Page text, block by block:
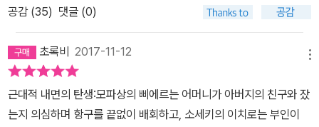
원서대조 등 정밀한 편집을 진행한다. 작품해설과 작가연보를 작품마
풍성한 독서가 되도록 했다. 고전의 향기가 물씬 풍기는 고급스러운
디자인 또한 ‘창비세계문학’을 찾는 독자들의 즐거움이 될 것이다. 새
로운 세계문학 시리즈 창비는 세르반떼스, 괴테, 발자끄, 똘스또이 등
중요 작가들의 대표작 및 미번역된 걸작 등을 엄선하는 한편, 라틴아
공감 (35) 댓글 (0)
초록비 2017-11-12
근대적 내면의 탄생:모파상의 삐에르는 어머니가 아버지의 친구와 잤
는지 의심하며 항구를 끝없이 배회하고, 소세키의 이치로는 부인이